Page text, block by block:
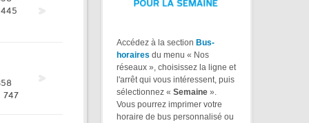
445
747
Accédez à la section Bus-
horaires du menu « Nos
réseaux », choisissez la ligne et
l'arrêt qui vous intéressent, puis
sélectionnez « Semaine ».
Vous pourrez imprimer votre
horaire de bus personnalisé ou